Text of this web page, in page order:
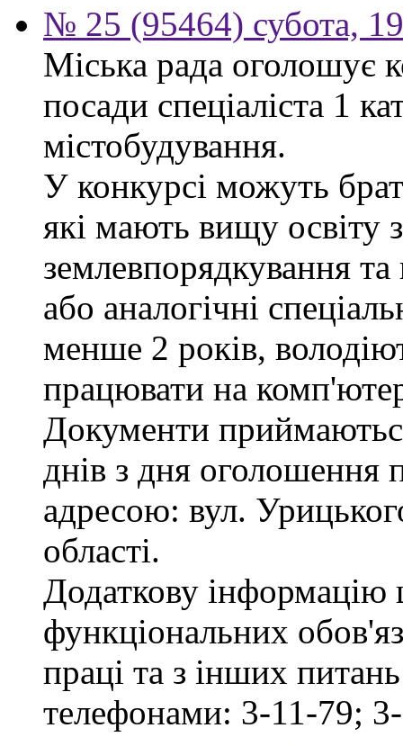
№ 25 (95464) субота,
Міська рада оголошує
посади спеціаліста 1
містобудування.
У конкурсі можуть
які мають вищу освіту
землевпорядкування
або аналогічні
менше 2 років,
працювати на
Документи
днів з дня оголошення
адресою: вул.
області.
Додаткову
функціональних
праці та з інших
телефонами: 3-11-79;